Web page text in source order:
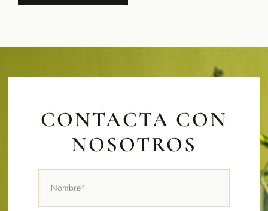
CONTACTA CON
NOSOTROS